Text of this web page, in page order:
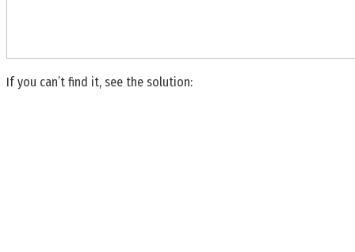
If you can’t find it, see the solution: